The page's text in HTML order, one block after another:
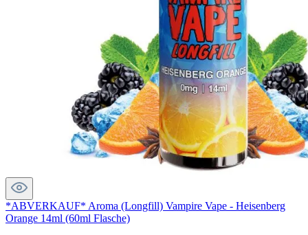
*ABVERKAUF* Aroma (Longfill) Vampire Vape - Heisenberg
Orange 14ml (60ml Flasche)